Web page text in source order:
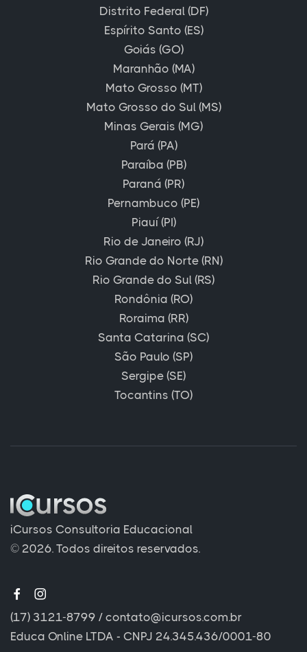
Distrito Federal (DF)
Espírito Santo (ES)
Goiás (GO)
Maranhão (MA)
Mato Grosso (MT)
Mato Grosso do Sul (MS)
Minas Gerais (MG)
Pará (PA)
Paraíba (PB)
Paraná (PR)
Pernambuco (PE)
Piauí (PI)
Rio de Janeiro (RJ)
Rio Grande do Norte (RN)
Rio Grande do Sul (RS)
Rondônia (RO)
Roraima (RR)
Santa Catarina (SC)
São Paulo (SP)
Sergipe (SE)
Tocantins (TO)
iCursos Consultoria Educacional
© 2026. Todos direitos reservados.
(17) 3121-8799 / contato@icursos.com.br
Educa Online LTDA - CNPJ 24.345.436/0001-80